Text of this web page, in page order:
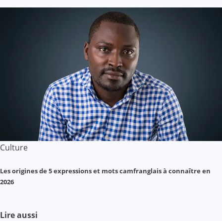
Culture
Les origines de 5 expressions et mots camfranglais à connaître en
2026
Lire aussi